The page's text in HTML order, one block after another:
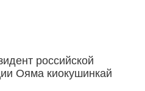
российской
Ояма киокушинкай